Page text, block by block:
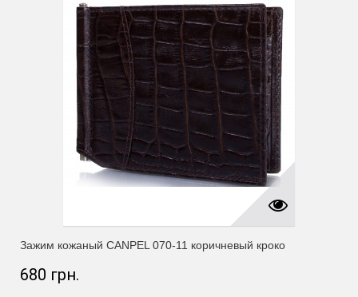
Зажим кожаный CANPEL 070-11 коричневый кроко
680 грн.